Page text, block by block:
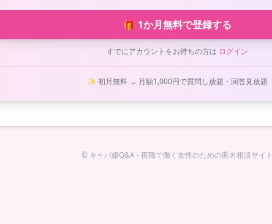
🎁 1か月無料で登録する
すでにアカウントをお持ちの方は ログイン
✨ 初月無料 → 月額1,000円で質問し放題・回答見放題
© キャバ嬢Q&A - 夜職で働く女性のための匿名相談サイト